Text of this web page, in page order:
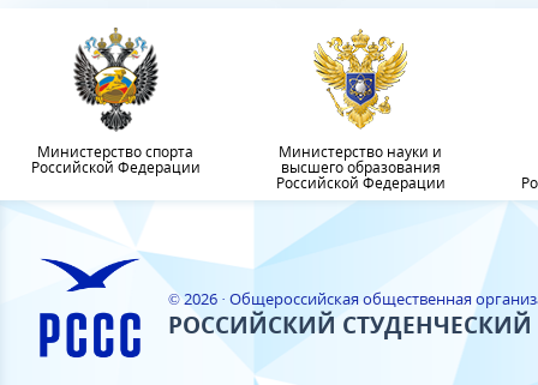
Министерство спорта
Российской Федерации
Министерство науки и
высшего образования
Российской Федерации
© 2026 · Общероссийская общественная
РОССИЙСКИЙ